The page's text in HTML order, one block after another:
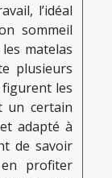
l’idéal
sommeil
matelas
plusieurs
les
un certain
adapté à
de savoir
profiter